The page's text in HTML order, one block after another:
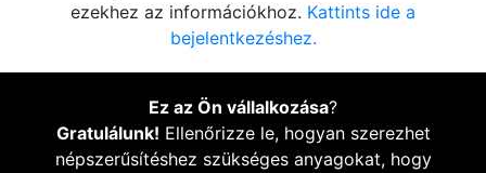
ezekhez az információkhoz. Kattints ide a
bejelentkezéshez.
Ez az Ön vállalkozása?
Gratulálunk! Ellenőrizze le, hogyan szerezhet
népszerűsítéshez szükséges anyagokat, hogy